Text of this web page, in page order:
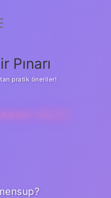
Pınarı
pratik öneriler!
NEDIR